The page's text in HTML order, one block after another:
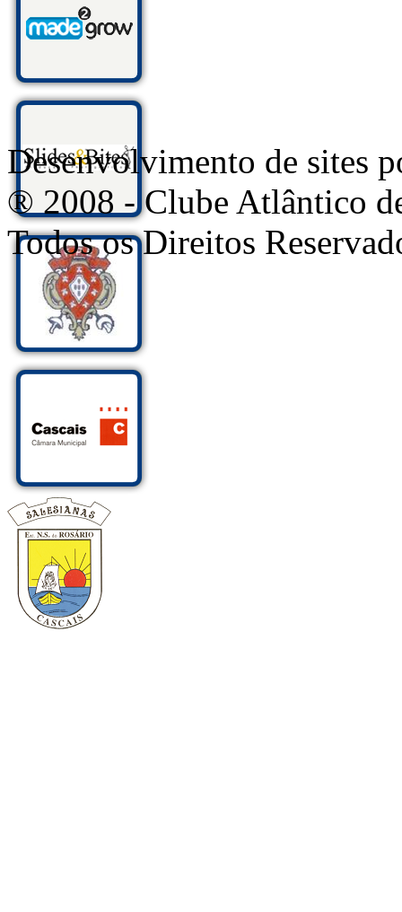
Desenvolvimento de sites
® 2008 - Clube Atlântico
Todos os Direitos